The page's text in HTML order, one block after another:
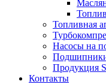
Топливная
Насосы на
Продукция
Контакты